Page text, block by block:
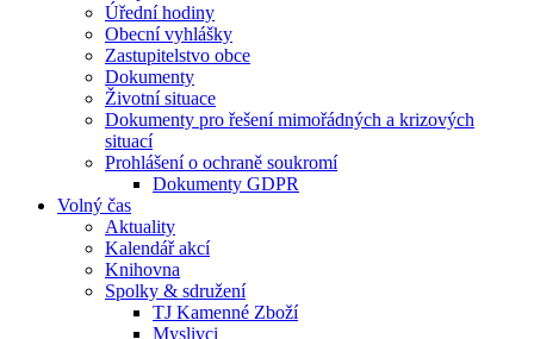
Úřední hodiny
Obecní vyhlášky
Zastupitelstvo obce
Dokumenty
Životní situace
Dokumenty pro řešení mimořádných a krizových
situací
Prohlášení o ochraně soukromí
Dokumenty GDPR
Volný čas
Aktuality
Kalendář akcí
Knihovna
Spolky & sdružení
TJ Kamenné Zboží
Myslivci